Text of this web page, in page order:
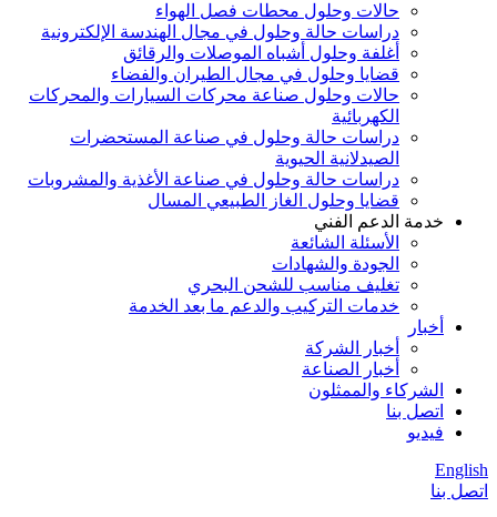
حالات وحلول محطات فصل الهواء
دراسات حالة وحلول في مجال الهندسة الإلكترونية
أغلفة وحلول أشباه الموصلات والرقائق
قضايا وحلول في مجال الطيران والفضاء
حالات وحلول صناعة محركات السيارات والمحركات
الكهربائية
دراسات حالة وحلول في صناعة المستحضرات
الصيدلانية الحيوية
دراسات حالة وحلول في صناعة الأغذية والمشروبات
قضايا وحلول الغاز الطبيعي المسال
خدمة الدعم الفني
الأسئلة الشائعة
الجودة والشهادات
تغليف مناسب للشحن البحري
خدمات التركيب والدعم ما بعد الخدمة
أخبار
أخبار الشركة
أخبار الصناعة
الشركاء والممثلون
اتصل بنا
فيديو
English
اتصل بنا